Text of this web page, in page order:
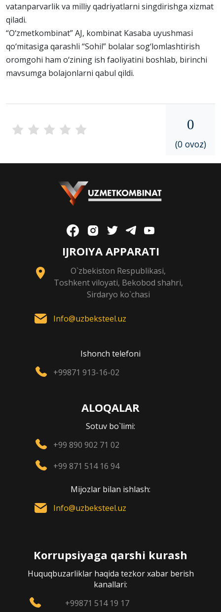
vatanparvarlik va milliy qadriyatlarni singdirishga xizmat
qiladi.
“O‘zmetkombinat” AJ, kombinat Kasaba uyushmasi
qo‘mitasiga qarashli “Sohil” bolalar sog‘lomlashtirish
oromgohi ham o‘zining ish faoliyatini boshlab, birinchi
mavsumga bolajonlarni qabul qildi.
0
(0 ovoz)
IJROIYA APPARATI
O`zbekiston Respublikasi,
Toshkent viloyati, Bekobod shahri,
Sirdaryo ko`chasi
Info@uzbeksteel.uz
Ishonch telefoni
+99871 913-16-02
ALOQALAR
Sotuv bo`limi:
+99 890 902 71 02
+99 871 514 16 94
Mijozlar bilan ishlash:
Info@uzbeksteel.uz
Korrupsiyaga qarshi kurash
Huquqbuzarliklar haqida tezkor xabar berish
kanallari:
+99871 514 19 17